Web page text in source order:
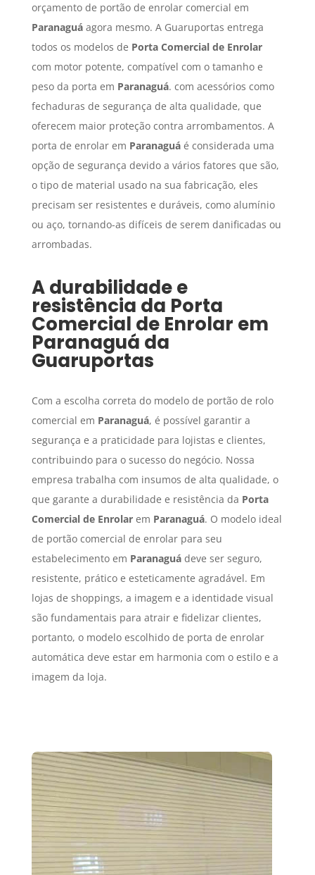
orçamento de portão de enrolar comercial em
Paranaguáagora mesmo. A Guaruportas entrega
todos os modelos de Porta Comercial de Enrolar
com motor potente, compatível com o tamanho e
peso da porta em Paranaguá. com acessórios como
fechaduras de segurança de alta qualidade, que
oferecem maior proteção contra arrombamentos. A
porta de enrolar em Paranaguáé considerada uma
opção de segurança devido a vários fatores que são,
o tipo de material usado na sua fabricação, eles
precisam ser resistentes e duráveis, como alumínio
ou aço, tornando-as difíceis de serem danificadas ou
arrombadas.
A durabilidade e
resistência da Porta
Comercial de Enrolar em
Paranaguá da
Guaruportas
Com a escolha correta do modelo de portão de rolo
comercial em Paranaguá, é possível garantir a
segurança e a praticidade para lojistas e clientes,
contribuindo para o sucesso do negócio. Nossa
empresa trabalha com insumos de alta qualidade, o
que garante a durabilidade e resistência da Porta
Comercial de Enrolarem Paranaguá. O modelo ideal
de portão comercial de enrolar para seu
estabelecimento em Paranaguádeve ser seguro,
resistente, prático e esteticamente agradável. Em
lojas de shoppings, a imagem e a identidade visual
são fundamentais para atrair e fidelizar clientes,
portanto, o modelo escolhido de porta de enrolar
automática deve estar em harmonia com o estilo e a
imagem da loja.